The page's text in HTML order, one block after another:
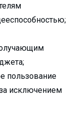
пользование
исключением